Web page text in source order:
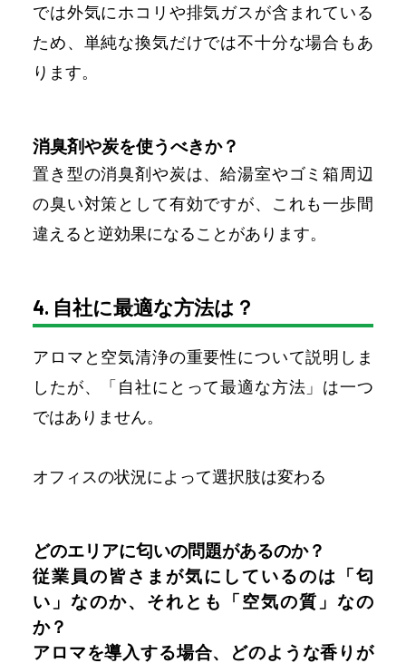
では外気にホコリや排気ガスが含まれている
ため、単純な換気だけでは不十分な場合もあ
ります。
消臭剤や炭を使うべきか？
置き型の消臭剤や炭は、給湯室やゴミ箱周辺
の臭い対策として有効ですが、これも一歩間
違えると逆効果になることがあります。
4. 自社に最適な方法は？
アロマと空気清浄の重要性について説明しま
したが、「自社にとって最適な方法」は一つ
ではありません。
オフィスの状況によって選択肢は変わる
どのエリアに匂いの問題があるのか？
従業員の皆さまが気にしているのは「匂
い」なのか、それとも「空気の質」なの
か？
アロマを導入する場合、どのような香りが